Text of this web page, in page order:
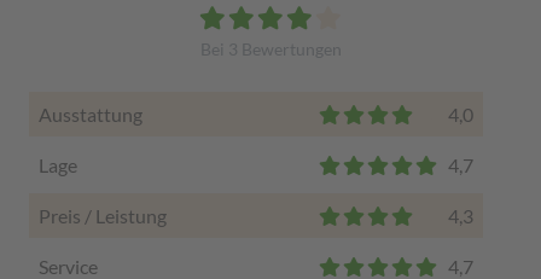
Bei 3 Bewertungen
Ausstattung 4,0
Lage 4,7
Preis / Leistung 4,3
Service 4,7